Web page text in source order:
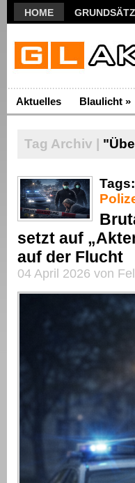
HOME
Aktuelles Blaulicht »
Tag Archiv |
Tags:
setzt auf
auf der Flucht
04 April 2026 von